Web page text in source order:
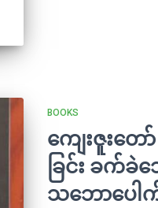
BOOKS
ကျေးဇူးတ
ခြင်း ခက်
သဘောပေါ